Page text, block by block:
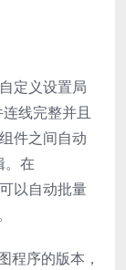
定义设置局
线完整并且
件之间自动
。在
以自动批量
程序的版本，